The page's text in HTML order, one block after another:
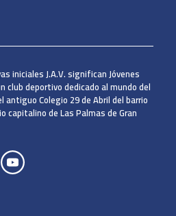
iniciales J.A.V. significan Jóvenes
club deportivo dedicado al mundo del
antiguo Colegio 29 de Abril del barrio
capitalino de Las Palmas de Gran